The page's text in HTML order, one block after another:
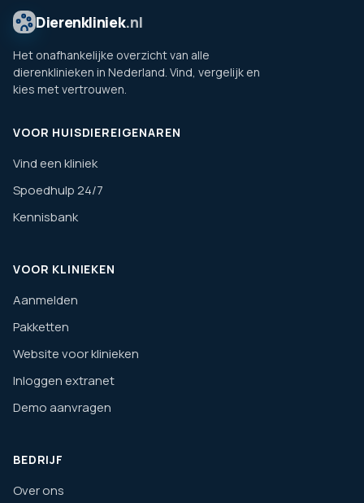
Dierenkliniek.nl
Het onafhankelijke overzicht van alle
dierenklinieken in Nederland. Vind, vergelijk en
kies met vertrouwen.
VOOR HUISDIEREIGENAREN
Vind een kliniek
Spoedhulp 24/7
Kennisbank
VOOR KLINIEKEN
Aanmelden
Pakketten
Website voor klinieken
Inloggen extranet
Demo aanvragen
BEDRIJF
Over ons